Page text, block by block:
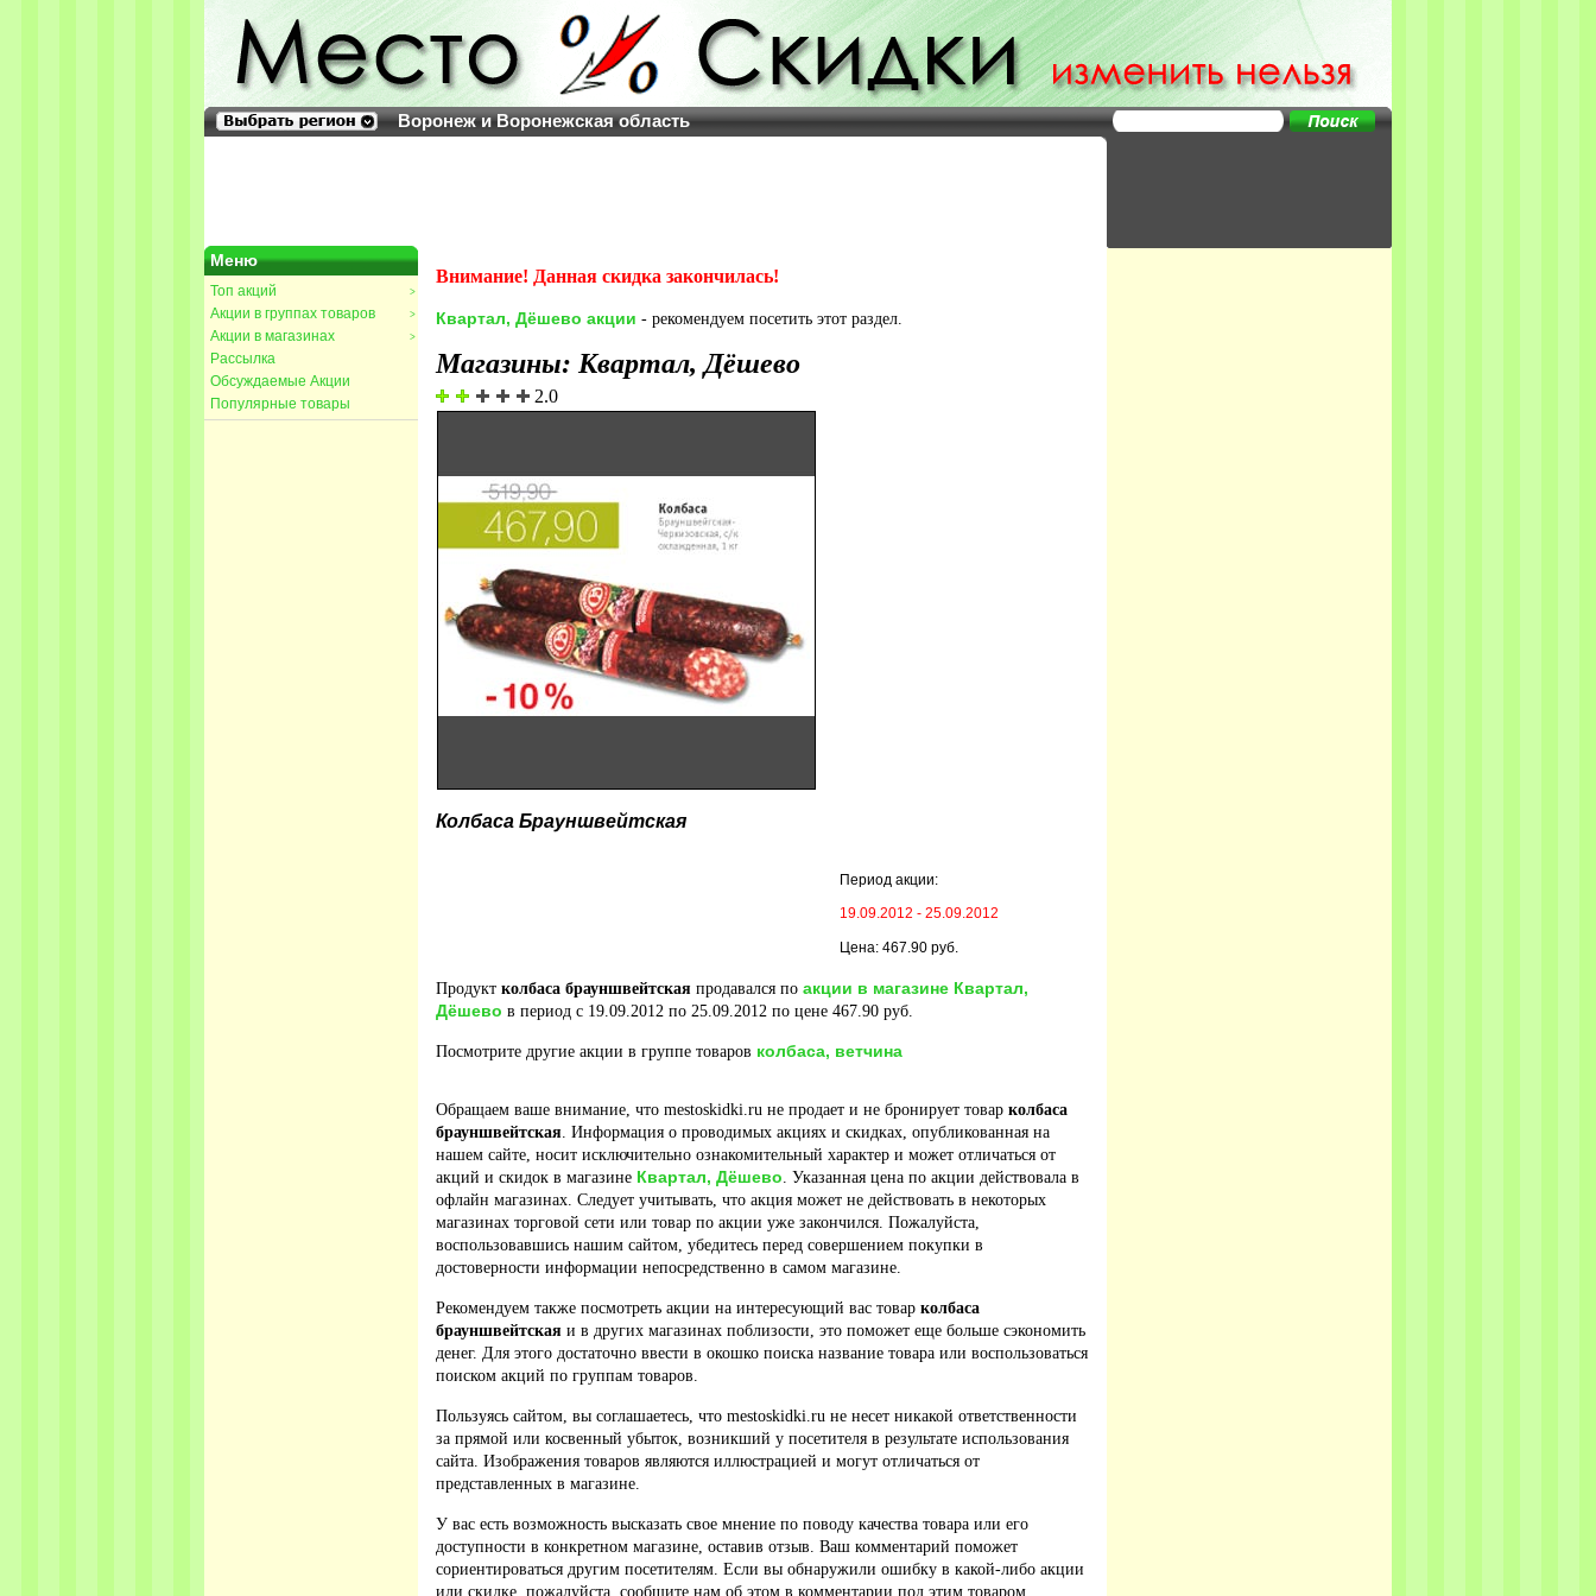
Воронеж и Воронежская область
Меню
>
Топ акций
>
Акции в группах товаров
>
Акции в магазинах
Рассылка
Обсуждаемые Акции
Популярные товары
Внимание! Данная скидка закончилась!
Квартал, Дёшево акции - рекомендуем посетить этот раздел.
Магазины: Квартал, Дёшево
2.0
Колбаса Брауншвейтская
Период акции:
19.09.2012 - 25.09.2012
Цена: 467.90 руб.
Продукт колбаса брауншвейтская продавался по акции в магазине Квартал,
Дёшево в период с 19.09.2012 по 25.09.2012 по цене 467.90 руб.
Посмотрите другие акции в группе товаров колбаса, ветчина
Обращаем ваше внимание, что mestoskidki.ru не продает и не бронирует товар колбаса
брауншвейтская. Информация о проводимых акциях и скидках, опубликованная на
нашем сайте, носит исключительно ознакомительный характер и может отличаться от
акций и скидок в магазине Квартал, Дёшево. Указанная цена по акции действовала в
офлайн магазинах. Следует учитывать, что акция может не действовать в некоторых
магазинах торговой сети или товар по акции уже закончился. Пожалуйста,
воспользовавшись нашим сайтом, убедитесь перед совершением покупки в
достоверности информации непосредственно в самом магазине.
Рекомендуем также посмотреть акции на интересующий вас товар колбаса
брауншвейтская и в других магазинах поблизости, это поможет еще больше сэкономить
денег. Для этого достаточно ввести в окошко поиска название товара или воспользоваться
поиском акций по группам товаров.
Пользуясь сайтом, вы соглашаетесь, что mestoskidki.ru не несет никакой ответственности
за прямой или косвенный убыток, возникший у посетителя в результате использования
сайта. Изображения товаров являются иллюстрацией и могут отличаться от
представленных в магазине.
У вас есть возможность высказать свое мнение по поводу качества товара или его
доступности в конкретном магазине, оставив отзыв. Ваш комментарий поможет
сориентироваться другим посетителям. Если вы обнаружили ошибку в какой-либо акции
или скидке, пожалуйста, сообщите нам об этом в комментарии под этим товаром.